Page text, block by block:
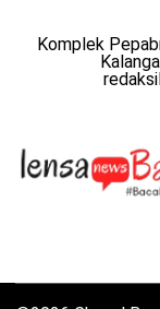
Komplek